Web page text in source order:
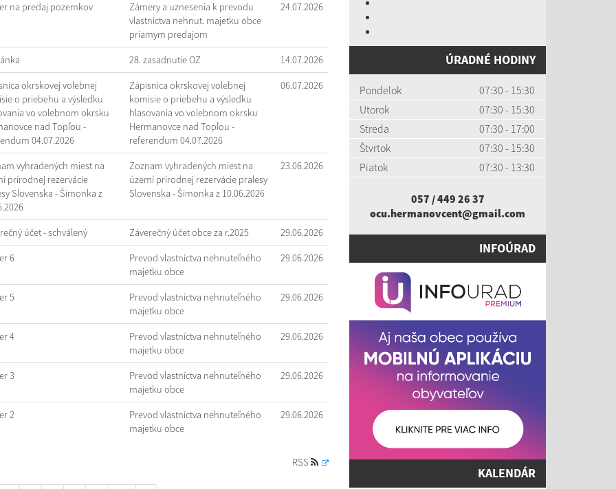
na predaj pozemkov
Zámery a uznesenia k prevodu
vlastníctva nehnut. majetku obce
priamym predajom
24.07.2026
28. zasadnutie OZ 14.07.2026
okrskovej volebnej
o priebehu a výsledku
vo volebnom okrsku
nad Topľou -
04.07.2026
Zápisnica okrskovej volebnej
komisie o priebehu a výsledku
hlasovania vo volebnom okrsku
Hermanovce nad Topľou -
referendum 04.07.2026
06.07.2026
vyhradených miest na
prírodnej rezervácie
Slovenska - Šimonka z
Zoznam vyhradených miest na
území prírodnej rezervácie pralesy
Slovenska - Šimonka z 10.06.2026
23.06.2026
účet - schválený Záverečný účet obce za r.2025 29.06.2026
6
Prevod vlastníctva nehnuteľného
majetku obce
29.06.2026
5
Prevod vlastníctva nehnuteľného
majetku obce
29.06.2026
4
Prevod vlastníctva nehnuteľného
majetku obce
29.06.2026
3
Prevod vlastníctva nehnuteľného
majetku obce
29.06.2026
2
Prevod vlastníctva nehnuteľného
majetku obce
29.06.2026
RSS
ÚRADNÉ HODINY
Pondelok
07:30 - 15:30
Utorok
07:30 - 15:30
Streda
07:30 - 17:00
Štvrtok
07:30 - 15:30
Piatok
07:30 - 13:30
057 / 449 26 37
ocu.hermanovcent@gmail.com
INFOÚRAD
KALENDÁR